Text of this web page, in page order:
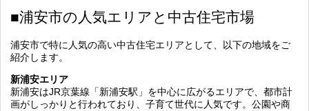
■浦安市の人気エリアと中古住宅市場
浦安市で特に人気の高い中古住宅エリアとして、以下の地域をご
紹介します。
新浦安エリア
新浦安はJR京葉線「新浦安駅」を中心に広がるエリアで、都市計
画がしっかりと行われており、子育て世代に人気です。公園や商